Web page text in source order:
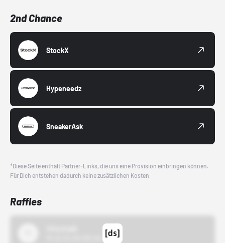
2nd Chance
StockX
Hypeneedz
SneakerAsk
*Diese Seite enthält Partner-Links, die uns eine Provision einbringen können.
Für Dich entstehen dadurch keine zusätzlichen Kosten.
Raffles